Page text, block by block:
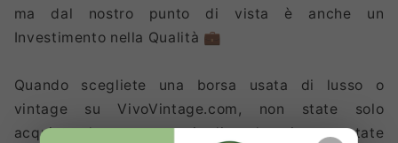
ma dal nostro punto di vista è anche un
Investimento nella Qualità 💼
Quando scegliete una borsa usata di lusso o
vintage su VivoVintage.com, non state solo
acquistando un accessorio di moda unico, ma state